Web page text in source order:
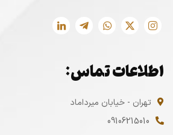
اطلاعات تماس:
تهران - خیابان میرداماد
09106215010